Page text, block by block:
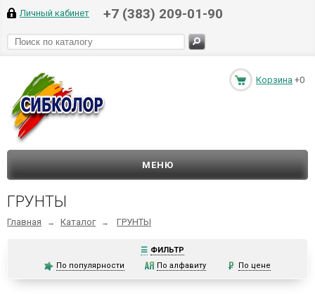
Личный кабинет +7 (383) 209-01-90
Корзина +0
МЕНЮ
ГРУНТЫ
Главная → Каталог → ГРУНТЫ
☰ ФИЛЬТР
По популярности
По алфавиту По цене